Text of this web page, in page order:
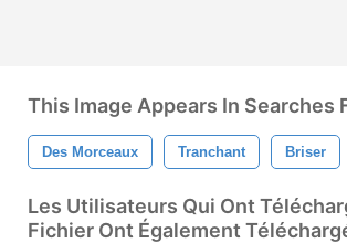
This Image Appears In Searches
Des Morceaux Tranchant Briser
Les Utilisateurs Qui Ont
Fichier Ont Également